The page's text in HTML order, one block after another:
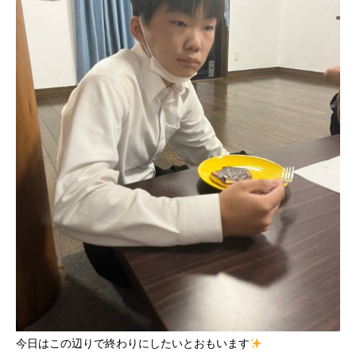
今日はこの辺りで終わりにしたいとおもいます